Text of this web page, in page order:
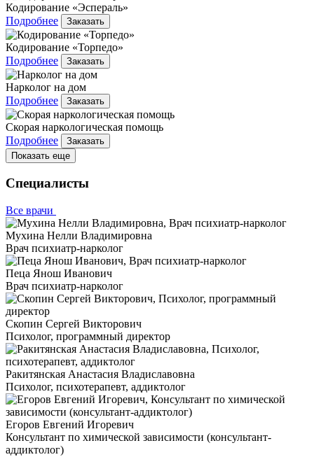
Кодирование «Эспераль»
Подробнее
Заказать
Кодирование «Торпедо»
Подробнее
Заказать
Нарколог на дом
Подробнее
Заказать
Скорая наркологическая помощь
Подробнее
Заказать
Показать еще
Специалисты
Все врачи
Мухина Нелли Владимировна
Врач психиатр-нарколог
Пеца Янош Иванович
Врач психиатр-нарколог
Скопин Сергей Викторович
Психолог, программный директор
Ракитянская Анастасия Владиславовна
Психолог, психотерапевт, аддиктолог
Егоров Евгений Игоревич
Консультант по химической зависимости (консультант-
аддиктолог)